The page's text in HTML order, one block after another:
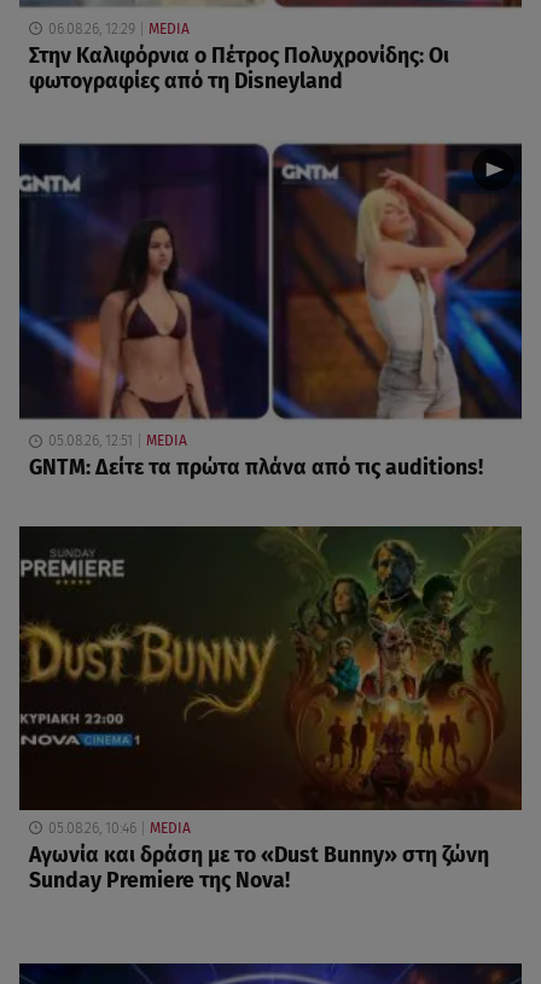
06.08.26, 12:29 MEDIA
Στην Καλιφόρνια ο Πέτρος Πολυχρονίδης: Οι
φωτογραφίες από τη Disneyland
05.08.26, 12:51 MEDIA
GNTM: Δείτε τα πρώτα πλάνα από τις auditions!
05.08.26, 10:46 MEDIA
Αγωνία και δράση με το «Dust Bunny» στη ζώνη
Sunday Premiere της Nova!